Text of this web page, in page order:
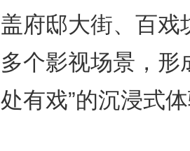
府邸大街、百戏
个影视场景，形
有戏”的沉浸式